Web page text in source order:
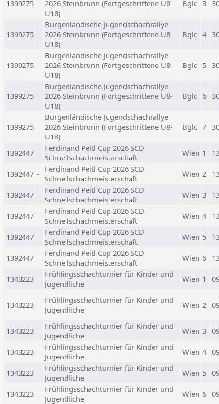
1399275
2026 Steinbrunn (Fortgeschrittene U8-
U18)
Bgld 3
1399275
Burgenländische Jugendschachrallye
2026 Steinbrunn (Fortgeschrittene U8-
U18)
Bgld 4
1399275
Burgenländische Jugendschachrallye
2026 Steinbrunn (Fortgeschrittene U8-
U18)
Bgld 5
1399275
Burgenländische Jugendschachrallye
2026 Steinbrunn (Fortgeschrittene U8-
U18)
Bgld 6
1399275
Burgenländische Jugendschachrallye
2026 Steinbrunn (Fortgeschrittene U8-
U18)
Bgld 7
1392447
Ferdinand Peitl Cup 2026 SCD
Schnellschachmeisterschaft
Wien 1
1392447 -
Ferdinand Peitl Cup 2026 SCD
Schnellschachmeisterschaft
Wien 2
1392447
Ferdinand Peitl Cup 2026 SCD
Schnellschachmeisterschaft
Wien 3
1392447
Ferdinand Peitl Cup 2026 SCD
Schnellschachmeisterschaft
Wien 4
1392447
Ferdinand Peitl Cup 2026 SCD
Schnellschachmeisterschaft
Wien 5
1392447
Ferdinand Peitl Cup 2026 SCD
Schnellschachmeisterschaft
Wien 6
1343223
Frühlingsschachturnier für Kinder und
Jugendliche
Wien 1
1343223
Frühlingsschachturnier für Kinder und
Jugendliche
Wien 2
1343223
Frühlingsschachturnier für Kinder und
Jugendliche
Wien 3
1343223
Frühlingsschachturnier für Kinder und
Jugendliche
Wien 4
1343223
Frühlingsschachturnier für Kinder und
Jugendliche
Wien 5
1343223
Frühlingsschachturnier für Kinder und
Jugendliche
Wien 6